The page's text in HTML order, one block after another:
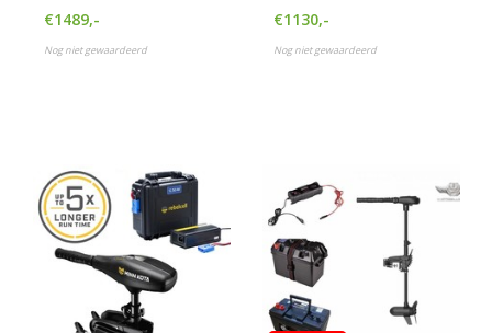
accupakket
€1489,-
Nog niet gewaardeerd
met Rebelcell 12.50 AV
Outdoorbox en
acculader 10A
€1130,-
Nog niet gewaardeerd